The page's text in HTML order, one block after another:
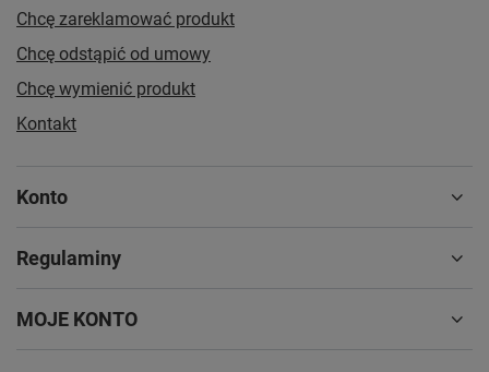
Chcę zareklamować produkt
Chcę odstąpić od umowy
Chcę wymienić produkt
Kontakt
Konto
Regulaminy
MOJE KONTO